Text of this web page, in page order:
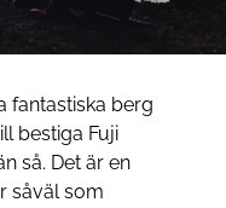
fantastiska berg
bestiga Fuji
så. Det är en
såväl som